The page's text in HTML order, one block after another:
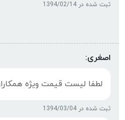
ثبت شده در 1394/02/14
اصغری:
لطفا لیست قیمت ویژه
ثبت شده در 1394/03/04